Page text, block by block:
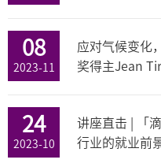
08
2023-11
应对气候变化
奖得主Jean
24
2023-10
讲座直击 | 「
行业的就业前